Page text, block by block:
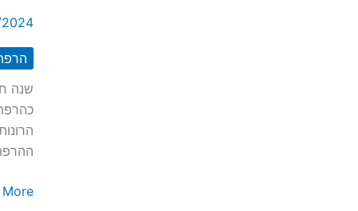
2024
שנה
רוצח
»